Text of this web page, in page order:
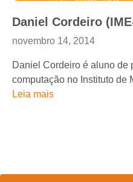
Daniel Cordeiro
novembro 14, 2014
Daniel Cordeiro é aluno de
computação no Instituto de
Leia mais